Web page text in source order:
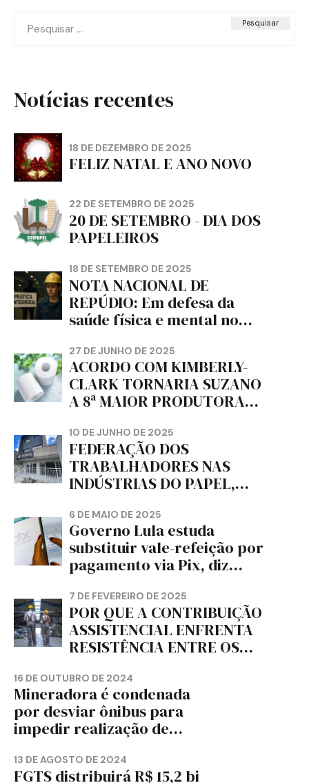
por:
Notícias recentes
18 DE DEZEMBRO DE 2025
FELIZ NATAL E ANO NOVO
22 DE SETEMBRO DE 2025
20 DE SETEMBRO - DIA DOS
PAPELEIROS
18 DE SETEMBRO DE 2025
NOTA NACIONAL DE
REPÚDIO: Em defesa da
saúde física e mental no
da dignidade sindical.
27 DE JUNHO DE 2025
ACORDO COM KIMBERLY-
CLARK TORNARIA SUZANO
A 8ª MAIOR PRODUTORA
MUNDO, DIZ FITCH
10 DE JUNHO DE 2025
FEDERAÇÃO DOS
TRABALHADORES NAS
INDÚSTRIAS DO PAPEL,
CORTIÇA E ARTEFATOS DE
PAPEL DO ESTADO DO
PARANÁ – FETRAPEL-PR
6 DE MAIO DE 2025
Governo Lula estuda
substituir vale-refeição por
pagamento via Pix, diz
7 DE FEVEREIRO DE 2025
POR QUE A CONTRIBUIÇÃO
ASSISTENCIAL ENFRENTA
RESISTÊNCIA ENTRE OS
16 DE OUTUBRO DE 2024
Mineradora é condenada
por desviar ônibus para
impedir realização de
13 DE AGOSTO DE 2024
FGTS distribuirá R$ 15,2 bi